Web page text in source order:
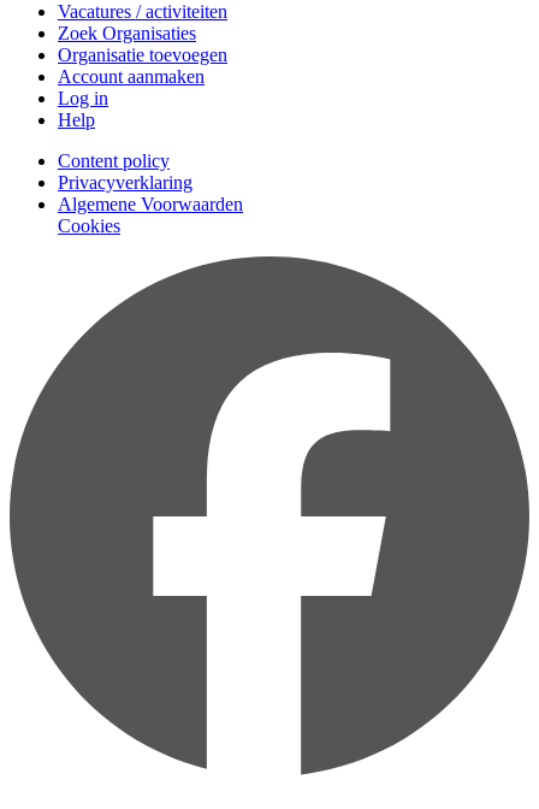
Vacatures / activiteiten
Zoek Organisaties
Organisatie toevoegen
Account aanmaken
Log in
Help
Content policy
Privacyverklaring
Algemene Voorwaarden
Cookies